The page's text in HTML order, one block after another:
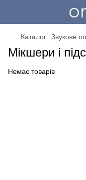
Каталог Звукове
Мікшери і
Немає товарів